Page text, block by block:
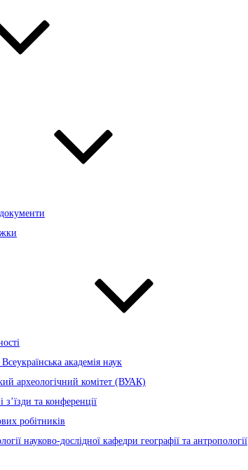
академія наук
археологічний комітет (ВУАК)
з’їзди та конференції
робітників
науково-дослідної кафедри географії та антропології